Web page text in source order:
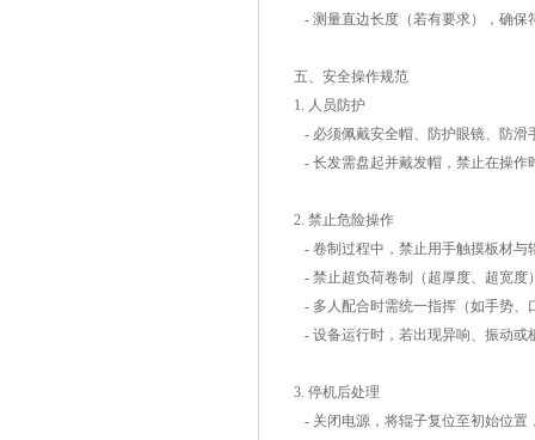
- 测量直边长度（若有要求），确保
五、安全操作规范
1. 人员防护
- 必须佩戴安全帽、防护眼镜、防
- 长发需盘起并戴发帽，禁止在操
2. 禁止危险操作
- 卷制过程中，禁止用手触摸板材
- 禁止超负荷卷制（超厚度、超宽
- 多人配合时需统一指挥（如手势
- 设备运行时，若出现异响、振动
3. 停机后处理
- 关闭电源，将辊子复位至初始位